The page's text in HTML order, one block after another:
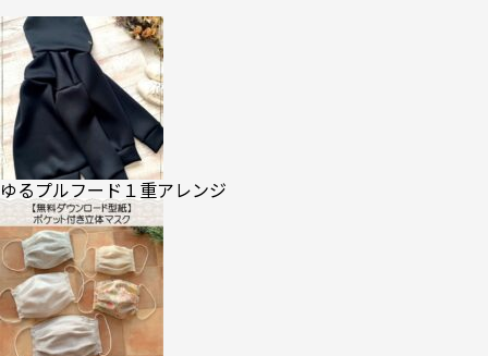
ゆるプルフード１重アレンジ